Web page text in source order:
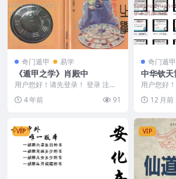
奇门遁甲 易学
《遁甲之学》肖殿中
用户您好！请先登录！ 登录 注册
肖殿中《遁甲之学》 编号M2313-
5078-...
4 年前 91
奇门遁甲
中华钦天
量课程
用户您好
中华钦天
程视频41
12 月前
VIP VIP